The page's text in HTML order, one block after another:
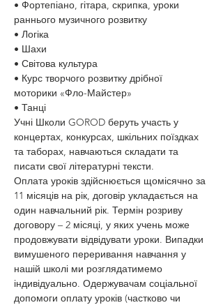
• Фортепіано, гітара, скрипка, уроки
раннього музичного розвитку
• Логіка
• Шахи
• Світова культура
• Курс творчого розвитку дрібної
моторики «Фло-Майстер»
• Танці
Учні Школи GOROD беруть участь у
концертах, конкурсах, шкільних поїздках
та таборах, навчаються складати та
писати свої літературні тексти.
Оплата уроків здійснюється щомісячно за
11 місяців на рік, договір укладається на
один навчальний рік. Термін розриву
договору – 2 місяці, у яких учень може
продовжувати відвідувати уроки. Випадки
вимушеного переривання навчання у
нашій школі ми розглядатимемо
індивідуально. Одержувачам соціальної
допомоги оплату уроків (частково чи